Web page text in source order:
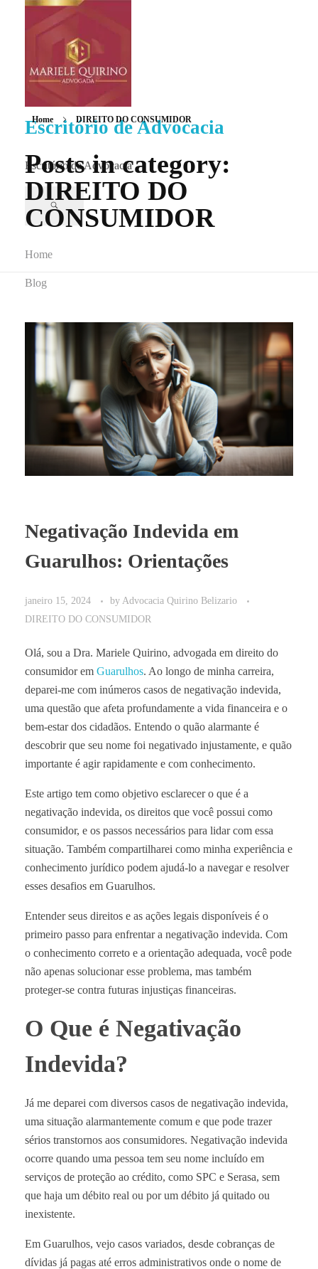
Escritório de Advocacia
Escritório de Advocacia
Home
Blog
Home DIREITO DO CONSUMIDOR
Posts in category:
DIREITO DO
CONSUMIDOR
Negativação Indevida em
Guarulhos: Orientações
janeiro 15, 2024 by Advocacia Quirino Belizario
DIREITO DO CONSUMIDOR
Olá, sou a Dra. Mariele Quirino, advogada em direito do
consumidor em Guarulhos. Ao longo de minha carreira,
deparei-me com inúmeros casos de negativação indevida,
uma questão que afeta profundamente a vida financeira e o
bem-estar dos cidadãos. Entendo o quão alarmante é
descobrir que seu nome foi negativado injustamente, e quão
importante é agir rapidamente e com conhecimento.
Este artigo tem como objetivo esclarecer o que é a
negativação indevida, os direitos que você possui como
consumidor, e os passos necessários para lidar com essa
situação. Também compartilharei como minha experiência e
conhecimento jurídico podem ajudá-lo a navegar e resolver
esses desafios em Guarulhos.
Entender seus direitos e as ações legais disponíveis é o
primeiro passo para enfrentar a negativação indevida. Com
o conhecimento correto e a orientação adequada, você pode
não apenas solucionar esse problema, mas também
proteger-se contra futuras injustiças financeiras.
O Que é Negativação
Indevida?
Já me deparei com diversos casos de negativação indevida,
uma situação alarmantemente comum e que pode trazer
sérios transtornos aos consumidores. Negativação indevida
ocorre quando uma pessoa tem seu nome incluído em
serviços de proteção ao crédito, como SPC e Serasa, sem
que haja um débito real ou por um débito já quitado ou
inexistente.
Em Guarulhos, vejo casos variados, desde cobranças de
dívidas já pagas até erros administrativos onde o nome de